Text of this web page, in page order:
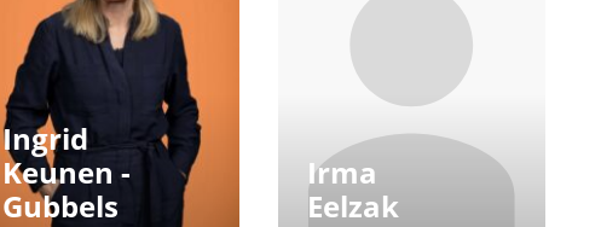
Ingrid
Keunen -
Gubbels
Irma
Eelzak